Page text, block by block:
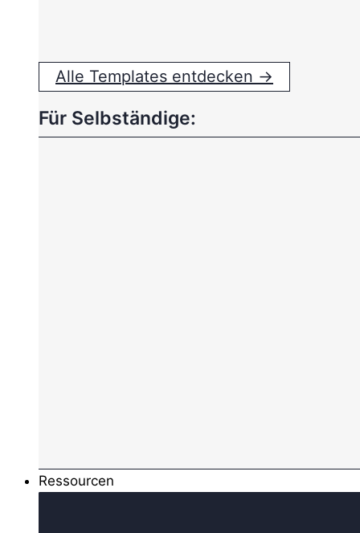
Alle Templates entdecken →
Für Selbständige:
Ressourcen